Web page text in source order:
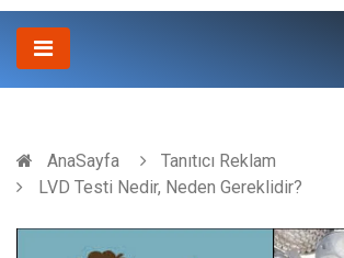
AnaSayfa
Tanıtıcı Reklam
LVD Testi Nedir, Neden Gereklidir?